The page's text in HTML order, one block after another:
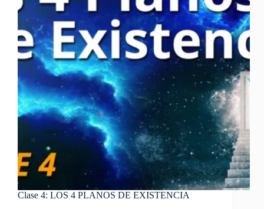
Clase 4: LOS 4 PLANOS DE EXISTENCIA